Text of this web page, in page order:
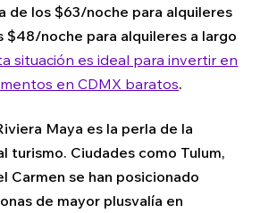
de los $63/noche para alquileres
$48/noche para alquileres a largo
situación es ideal para invertir en
en CDMX baratos.
Maya es la perla de la
turismo. Ciudades como Tulum,
Carmen se han posicionado
de mayor plusvalía en